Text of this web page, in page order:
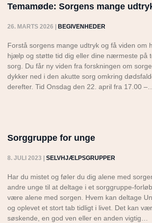
Temamøde: Sorgens mange
26. MARTS 2026 BEGIVENHEDER
Forstå sorgens mange udtryk og få viden om
hjælp og støtte tid dig eller dine nærmeste på
sorg. Du får ny viden fra forskningen om
dykker ned i den akutte sorg omkring
derefter. Tid Onsdag den 22. april fra 17.00 –…
Sorggruppe for unge
8. JULI 2023 SELVHJÆLPSGRUPPER
Har du mistet og føler du dig alene med
andre unge til at deltage i et sorggruppe-
være alene med sorgen. Hvem kan deltage
og oplevet et stort tab tidligt i livet. Det kan
søskende, en god ven eller en anden vigtig…